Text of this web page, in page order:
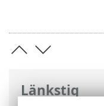
Länkstig